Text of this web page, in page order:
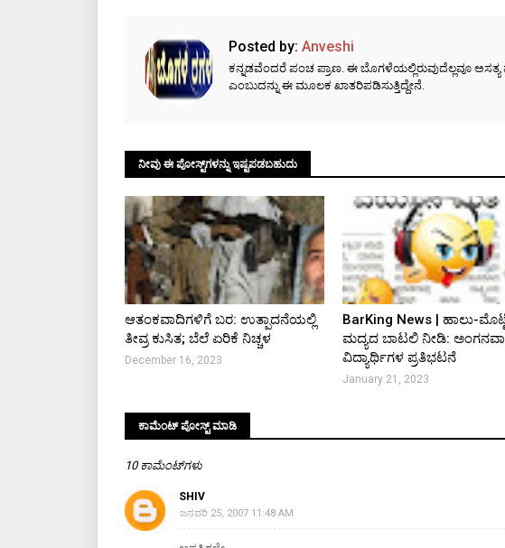
Posted by: Anveshi
ಕನ್ನಡವೆಂದರೆ ಪಂಚ ಪ್ರಾಣ. ಈ ಬೊಗಳೆಯಲ್ಲಿರುವುದೆಲ್ಲವೂ ಅಸತ್ಯ
ಎಂಬುದನ್ನು ಈ ಮೂಲಕ ಖಾತರಿಪಡಿಸುತ್ತಿದ್ದೇನೆ.
ನೀವು ಈ ಪೋಸ್ಟ್‌ಗಳನ್ನು ಇಷ್ಟಪಡಬಹುದು
ಆತಂಕವಾದಿಗಳಿಗೆ ಬರ: ಉತ್ಪಾದನೆಯಲ್ಲಿ
ತೀವ್ರ ಕುಸಿತ; ಬೆಲೆ ಏರಿಕೆ ನಿಚ್ಚಳ
December 16, 2023
BarKing News | ಹಾಲು-
ಮದ್ಯದ ಬಾಟಲಿ ನೀಡಿ:
ವಿದ್ಯಾರ್ಥಿಗಳ ಪ್ರತಿಭಟನೆ
January 21, 2023
ಕಾಮೆಂಟ್‌‌ ಪೋಸ್ಟ್‌ ಮಾಡಿ
10 ಕಾಮೆಂಟ್‌ಗಳು
SHIV
ಜನವರಿ 25, 2007 11:48 AM